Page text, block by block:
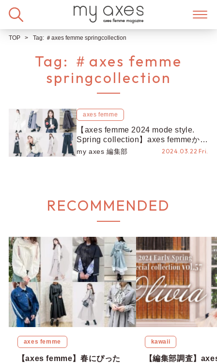
TOP Tag: ＃axes femme springcollection
Tag: ＃axes femme
springcollection
axes femme
【axes femme 2024 mode style.
Spring collection】axes femmeから
第3弾となるモードスタイル春の新
my axes 編集部 2024.03.22 Fri.
RECOMMENDED
axes femme
【axes femme】春にぴった
kawaii
【編集部調査】